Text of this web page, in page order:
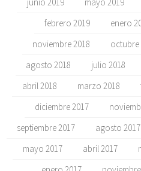
febrero 2019
enero
noviembre 2018
octubre
agosto 2018
julio 2018
abril 2018
marzo 2018
diciembre 2017
septiembre 2017
agosto 2017
mayo 2017
abril 2017